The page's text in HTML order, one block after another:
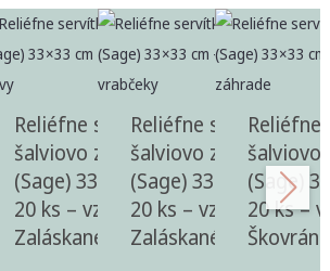
cm,
Reliéfne servítky
šalviovo zelené
(Sage) 33×33 cm,
20 ks – vzor
Zaláskané pávy
Reliéfne servítky
šalviovo zelené
(Sage) 33×33 cm,
20 ks – vzor
Zaláskané vrabčeky
Reliéfne
šalviovo
(Sage)
20 ks –